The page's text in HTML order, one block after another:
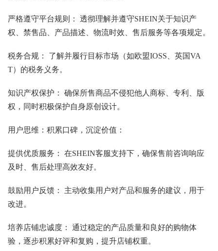
严格遵守平台规则： 透彻理解并遵守SHEIN关于知识产
权、禁售品、产品描述、物流时效、售后服务等各项规定。
税务合规： 了解并履行目标市场（如欧盟IOSS、英国VA
T）的税务义务。
知识产权保护： 确保所售商品不侵犯他人商标、专利、版
权，同时积极保护自身原创设计。
用户思维：积累口碑，沉淀价值：
提供优质服务： 在SHEIN客服支持下，确保售前咨询响应
及时、售后处理高效友好。
鼓励用户反馈： 主动收集用户对产品和服务的建议，用于
改进。
培养店铺忠诚度： 通过稳定的产品质量和良好的购物体
验，逐步积累好评和复购，提升店铺权重。